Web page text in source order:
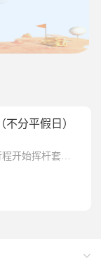
分平假日）
开始挥杆套餐